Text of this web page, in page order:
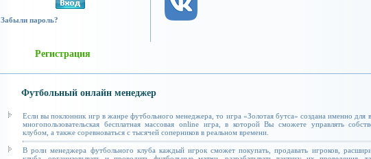
Забыли пароль?
Регистрация
Футбольный онлайн менеджер
Если вы поклонник игр в жанре футбольного менеджера, то игра «Золотая бутса» создана именно для
многопользовательская бесплатная массовая online игра, в которой Вы сможете управлять
клубом, а также соревноваться с тысячей соперников в реальном времени.
В роли менеджера футбольного клуба каждый игрок сможет покупать, продавать игроков,